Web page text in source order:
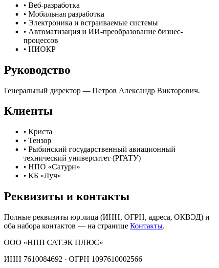
• Веб-разработка
• Мобильная разработка
• Электроника и встраиваемые системы
• Автоматизация и ИИ-преобразование бизнес-
процессов
• НИОКР
Руководство
Генеральный директор — Петров Александр Викторович.
Клиенты
• Криста
• Тензор
• Рыбинский государственный авиационный
технический университет (РГАТУ)
• НПО «Сатурн»
• КБ «Луч»
Реквизиты и контакты
Полные реквизиты юр.лица (ИНН, ОГРН, адреса, ОКВЭД) и
оба набора контактов — на странице Контакты.
ООО «НПП САТЭК ПЛЮС»
ИНН 7610084692 · ОГРН 1097610002566